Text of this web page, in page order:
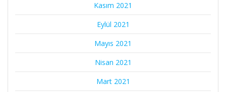
Kasım 2021
Eylül 2021
Mayıs 2021
Nisan 2021
Mart 2021